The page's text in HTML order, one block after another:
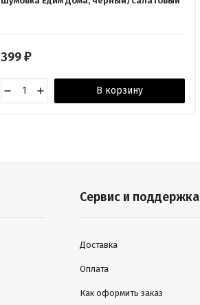
399 ₽
В корзину
Сервис и поддержка
Доставка
Оплата
Как оформить заказ